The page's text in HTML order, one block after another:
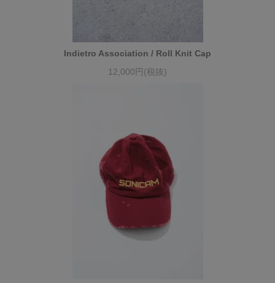
Indietro Association / Roll Knit Cap
12,000円(税抜)